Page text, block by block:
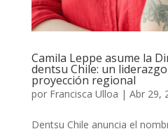
Camila Leppe asume la
dentsu Chile: un
proyección regional
por Francisca Ulloa | Abr 29,
Dentsu Chile anuncia el